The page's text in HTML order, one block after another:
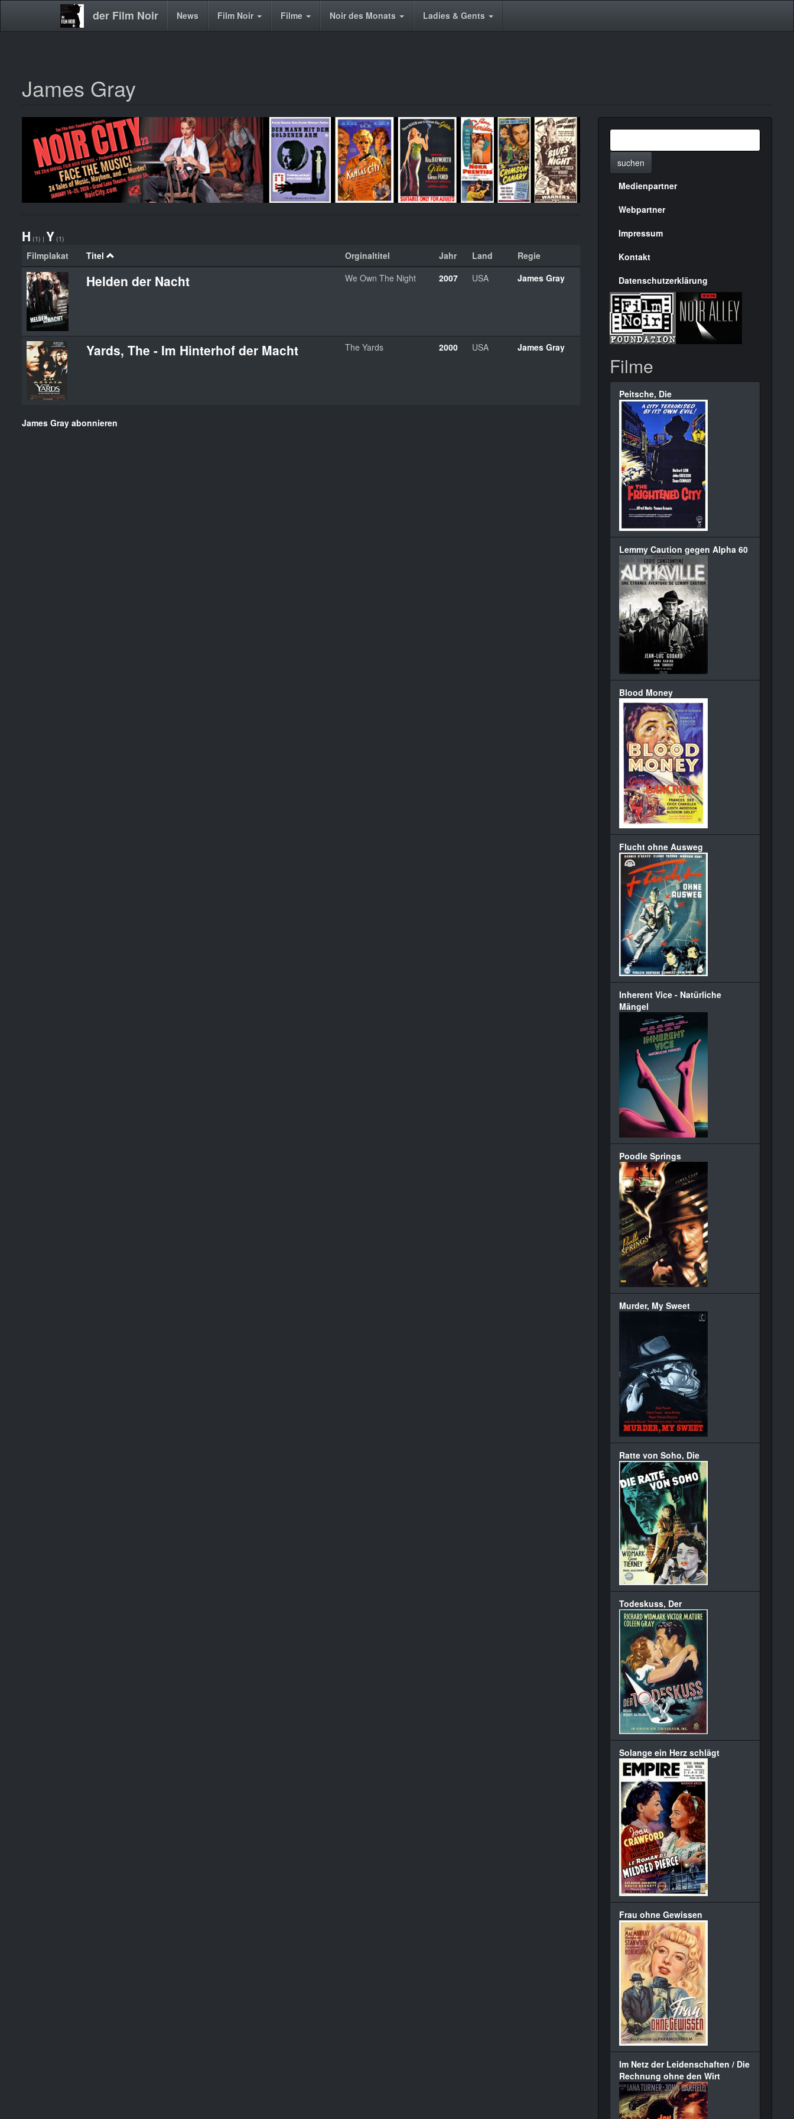
der Film Noir
Main News Film Noir Filme Noir des Monats Ladies & Gents
James Gray
H (1) | Y (1)
Filmplakat Titel Orginaltitel Jahr Land Regie
Helden der Nacht We Own The Night 2007 USA James Gray
Yards, The - Im Hinterhof der Macht The Yards 2000 USA James Gray
James Gray abonnieren
suchen
Menülinks
rechte
Seite
Medienpartner
Webpartner
Impressum
Kontakt
Datenschutzerklärung
Filme
Peitsche, Die
Lemmy Caution gegen Alpha 60
Blood Money
Flucht ohne Ausweg
Inherent Vice - Natürliche
Mängel
Poodle Springs
Murder, My Sweet
Ratte von Soho, Die
Todeskuss, Der
Solange ein Herz schlägt
Frau ohne Gewissen
Im Netz der Leidenschaften / Die
Rechnung ohne den Wirt